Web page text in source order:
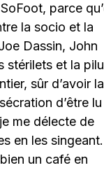
parce
la socio et la
Dassin, John
stérilets et la
sûr d’avoir la
d’être lu
me délecte de
en les singeant.
un café en